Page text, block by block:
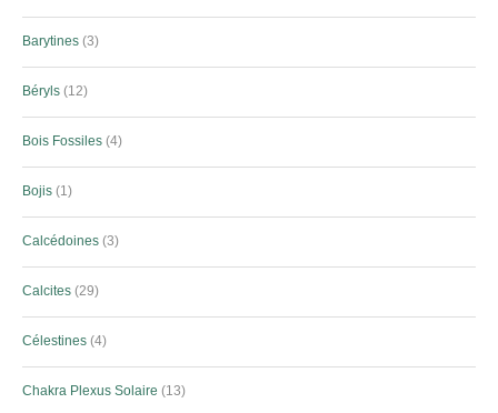
Barytines 3
Béryls 12
Bois Fossiles 4
Bojis 1
Calcédoines 3
Calcites 29
Célestines 4
Chakra Plexus Solaire 13